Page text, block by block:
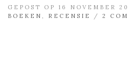
GEPOST OP 16 NOVEMBER
BOEKEN
RECENSIE / 2